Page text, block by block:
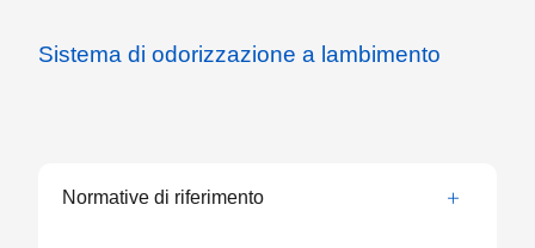
Sistema di odorizzazione a lambimento
controllata sul flusso principale del gas, un ridotto flusso di
Normative di riferimento